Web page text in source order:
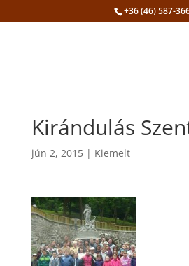
+36 (46) 587-
Kirándulás
jún 2, 2015| Kiemelt